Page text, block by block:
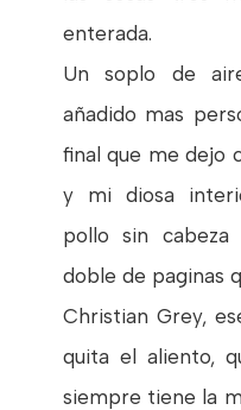
enterada.
Un soplo de
añadido mas
final que me dejo
y mi diosa
pollo sin
doble de paginas
Christian Grey,
quita el aliento,
siempre tiene la